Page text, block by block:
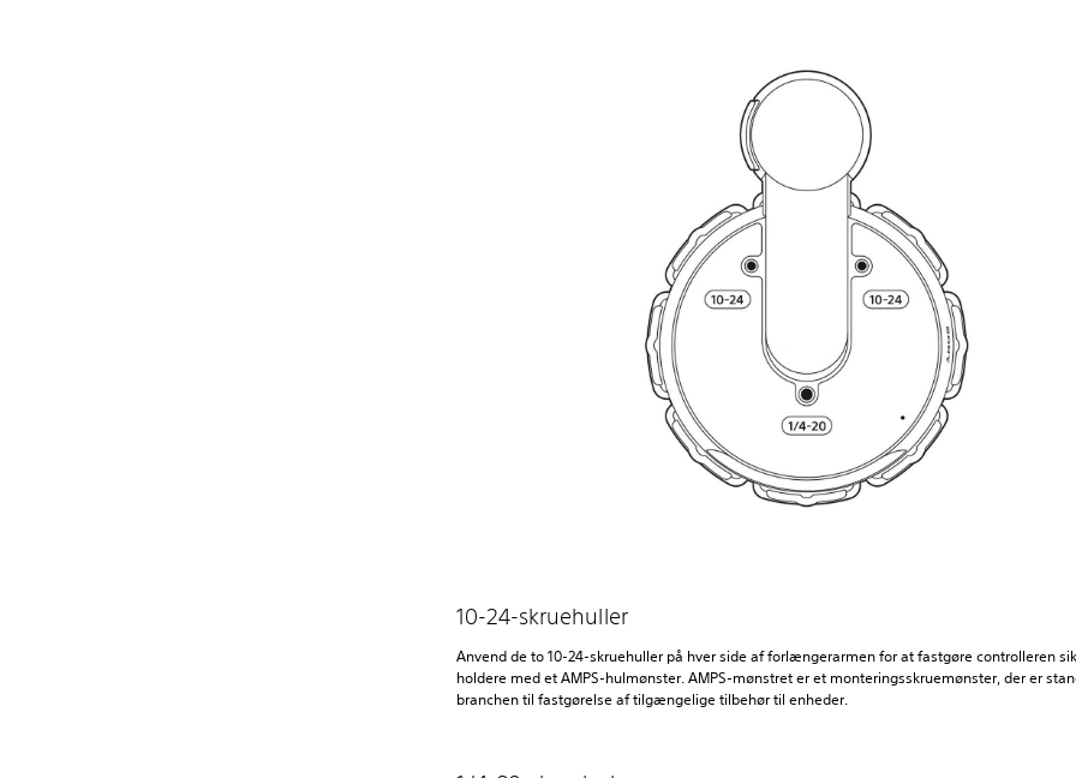
10-24-skruehuller
Anvend de to 10-24-skruehuller på hver side af forlængerarmen for at fastgøre controlleren
holdere med et AMPS-hulmønster. AMPS-mønstret er et monteringsskruemønster, der er
branchen til fastgørelse af tilgængelige tilbehør til enheder.